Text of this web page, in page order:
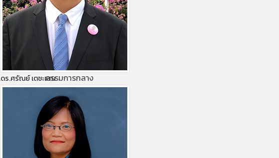
ร.ศรัณย์ เตชะเสนกรรมการกลาง